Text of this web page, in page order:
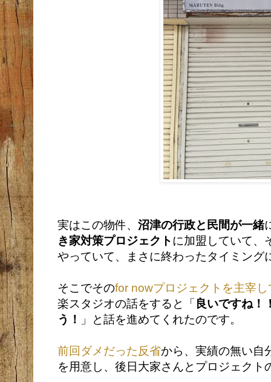
実はこの物件、 沼津の行政と民間が一緒
き家対策プロジェクトに加盟していて、
やっていて、まさに終わったタイミング
そこでそのfor nowプロジェクトを主宰し
楽スタジオの話をすると「 良いですね！
う！
」と話を進めてくれたのです。
前回ダメだった反省から、実績の無い自
を用意し、後日大家さんとプロジェクト